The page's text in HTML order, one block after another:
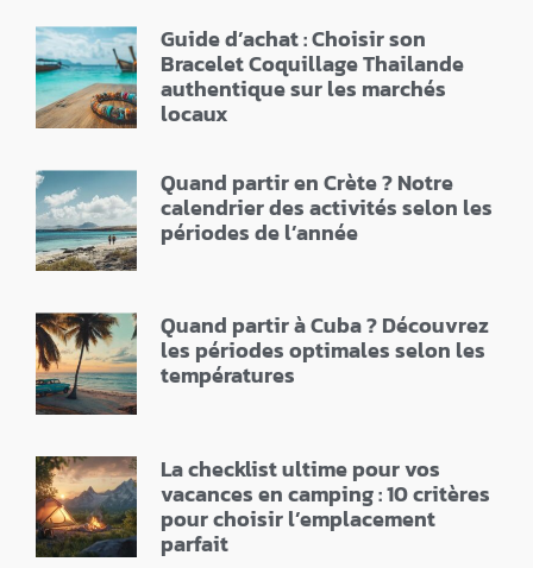
Guide d’achat : Choisir son
Bracelet Coquillage Thailande
authentique sur les marchés
locaux
Quand partir en Crète ? Notre
calendrier des activités selon les
périodes de l’année
Quand partir à Cuba ? Découvrez
les périodes optimales selon les
températures
La checklist ultime pour vos
vacances en camping : 10 critères
pour choisir l’emplacement
parfait